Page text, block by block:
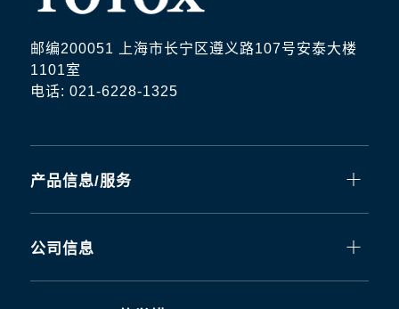
邮编200051 上海市长宁区遵义路107号安泰大楼
1101室
电话: 021-6228-1325
产品信息/服务
公司信息